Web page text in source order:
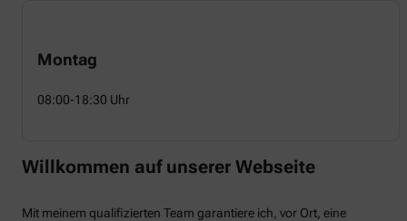
Montag
08:00-18:30 Uhr
Willkommen auf unserer Webseite
Mit meinem qualifizierten Team garantiere ich, vor Ort, eine